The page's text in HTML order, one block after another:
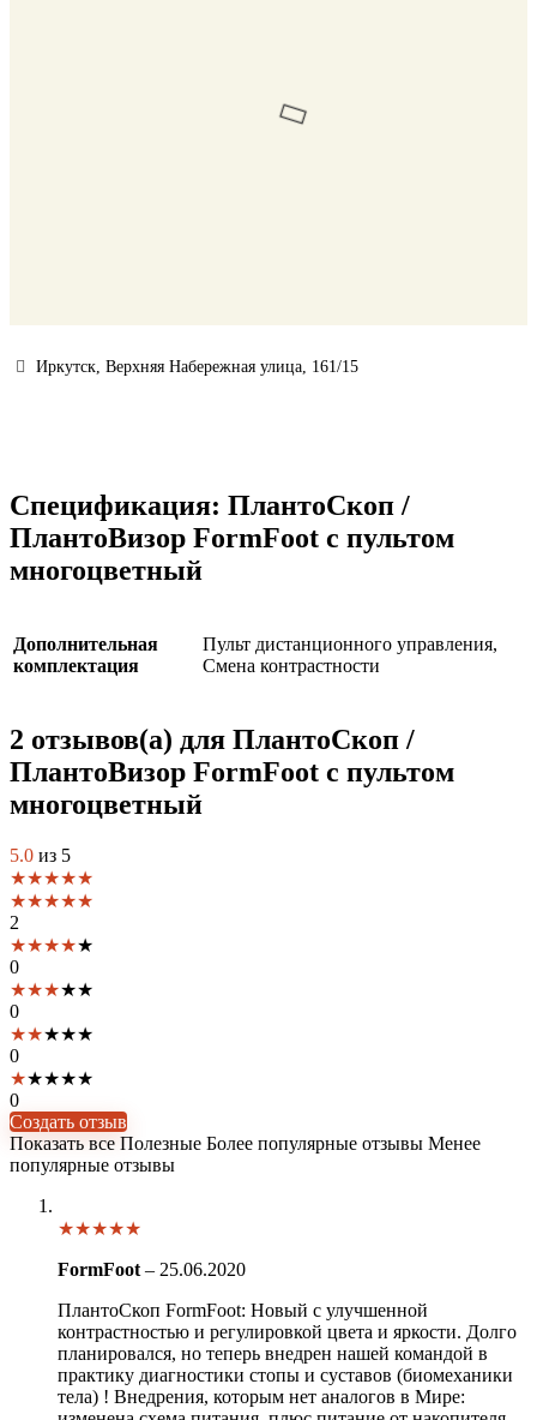
Иркутск, Верхняя Набережная улица, 161/15
Спецификация: ПлантоСкоп /
ПлантоВизор FormFoot с пультом
многоцветный
Дополнительная
комплектация
Пульт дистанционного управления,
Смена контрастности
2 отзывов(а) для ПлантоСкоп /
ПлантоВизор FormFoot с пультом
многоцветный
5.0 из 5
★★★★★
★★★★★
2
★★★★★
0
★★★★★
0
★★★★★
0
★★★★★
0
Создать отзыв
Показать все Полезные Более популярные отзывы Менее
популярные отзывы
★★★★★
FormFoot – 25.06.2020
ПлантоСкоп FormFoot: Новый с улучшенной
контрастностью и регулировкой цвета и яркости. Долго
планировался, но теперь внедрен нашей командой в
практику диагностики стопы и суставов (биомеханики
тела) ! Внедрения, которым нет аналогов в Мире: